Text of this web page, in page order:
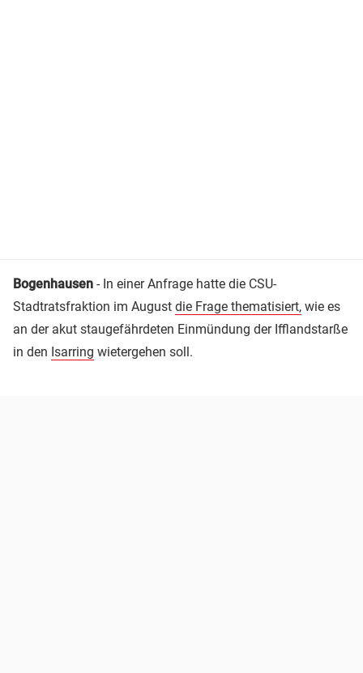
Bogenhausen - In einer Anfrage hatte die CSU-
Stadtratsfraktion im August die Frage thematisiert, wie es
an der akut staugefährdeten Einmündung der Ifflandstarße
in den Isarring wietergehen soll.